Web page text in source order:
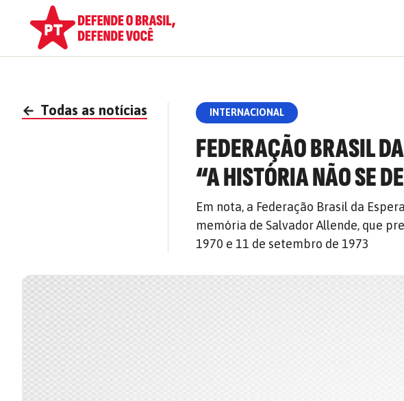
← Todas as notícias INTERNACIONAL
FEDERAÇÃO BRASIL
“A HISTÓRIA NÃO SE
Em nota, a Federação Brasil da
memória de Salvador Allende, que
1970 e 11 de setembro de 1973